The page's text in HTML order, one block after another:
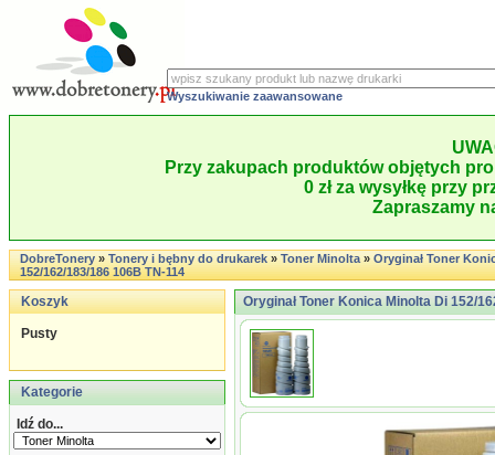
Wyszukiwanie zaawansowane
Przy zakupach produktów objętych
0 zł za wysyłkę przy
Zapraszamy
DobreTonery»Tonery i bębny do drukarek»Toner Minolta»Oryginał Toner
152/162/183/186 106B TN-114
Koszyk
Pusty
Kategorie
Idź do...
Oryginał Toner Konica Minolta Di 152/